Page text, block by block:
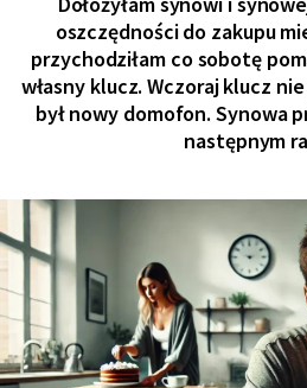
oszczędności do zakupu
przychodziłam co sobotę
własny klucz. Wczoraj klucz
był nowy domofon. Synowa
następnym